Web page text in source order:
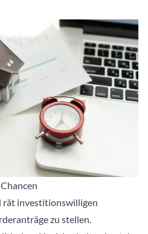
rät investitionswilligen
zu stellen.